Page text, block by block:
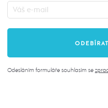
Odesláním formuláře souhlasím se